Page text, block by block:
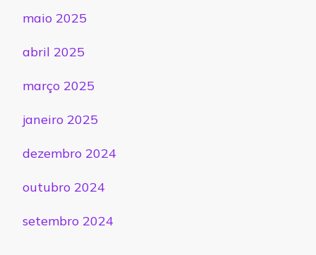
maio 2025
abril 2025
março 2025
janeiro 2025
dezembro 2024
outubro 2024
setembro 2024